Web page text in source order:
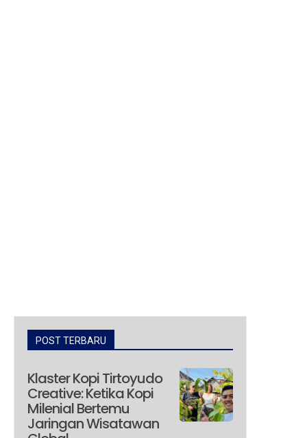
POST TERBARU
Klaster Kopi Tirtoyudo
Creative: Ketika Kopi
Milenial Bertemu
Jaringan Wisatawan